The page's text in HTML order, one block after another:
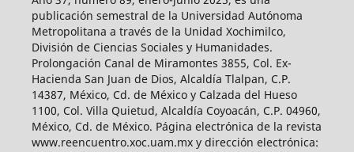
publicación semestral de la Universidad Autónoma
Metropolitana a través de la Unidad Xochimilco,
División de Ciencias Sociales y Humanidades.
Prolongación Canal de Miramontes 3855, Col. Ex-
Hacienda San Juan de Dios, Alcaldía Tlalpan, C.P.
14387, México, Cd. de México y Calzada del Hueso
1100, Col. Villa Quietud, Alcaldía Coyoacán, C.P. 04960,
México, Cd. de México. Página electrónica de la revista
www.reencuentro.xoc.uam.mx y dirección electrónica: